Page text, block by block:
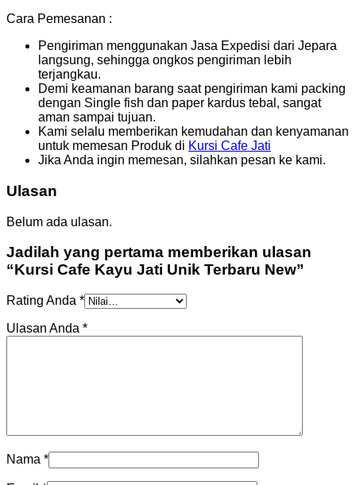
Cara Pemesanan :
Pengiriman menggunakan Jasa Expedisi dari Jepara
langsung, sehingga ongkos pengiriman lebih
terjangkau.
Demi keamanan barang saat pengiriman kami packing
dengan Single fish dan paper kardus tebal, sangat
aman sampai tujuan.
Kami selalu memberikan kemudahan dan kenyamanan
untuk memesan Produk di Kursi Cafe Jati
Jika Anda ingin memesan, silahkan pesan ke kami.
Ulasan
Belum ada ulasan.
Jadilah yang pertama memberikan ulasan
“Kursi Cafe Kayu Jati Unik Terbaru New”
Rating Anda *
Ulasan Anda *
Nama *